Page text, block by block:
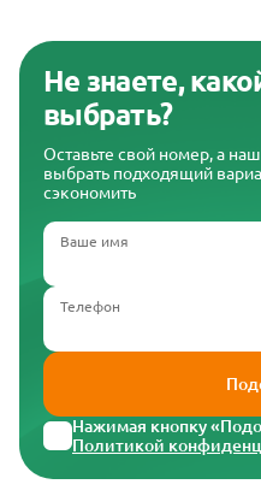
Не знаете,
выбрать?
Оставьте свой номер, а
выбрать подходящий
сэкономить
Ваше имя
Телефон
Нажимая кнопку
Политикой